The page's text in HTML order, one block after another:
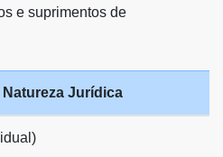
e suprimentos de
Jurídica